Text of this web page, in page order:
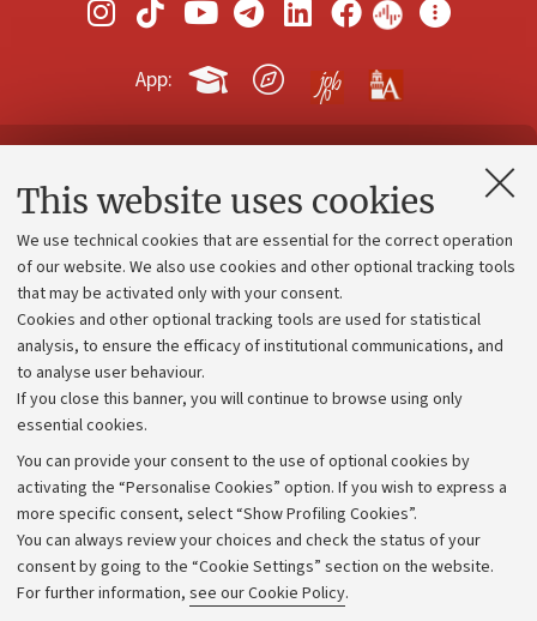
This website uses cookies
We use technical cookies that are essential for the correct operation
of our website. We also use cookies and other optional tracking tools
that may be activated only with your consent.
Cookies and other optional tracking tools are used for statistical
analysis, to ensure the efficacy of institutional communications, and
to analyse user behaviour.
If you close this banner, you will continue to browse using only
essential cookies.
You can provide your consent to the use of optional cookies by
activating the “Personalise Cookies” option. If you wish to express a
more specific consent, select “Show Profiling Cookies”.
You can always review your choices and check the status of your
consent by going to the “Cookie Settings” section on the website.
For further information, see our Cookie Policy.
App:
Contacts and certified e-mail (PEC)
Administrative divisions
Work with us
Alumni community
Strategic plan
University budgets
Calls and competitions
Transparent administration
Appeals lodged
Merchandising - UniboStore
Website and accessibility information